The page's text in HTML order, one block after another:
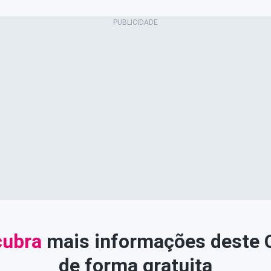
mais informações deste
de forma gratuita